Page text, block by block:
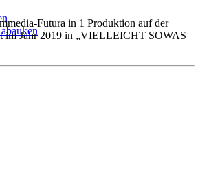
Futura in 1 Produktion auf der
im Jahr 2019 in „VIELLEICHT SOWAS